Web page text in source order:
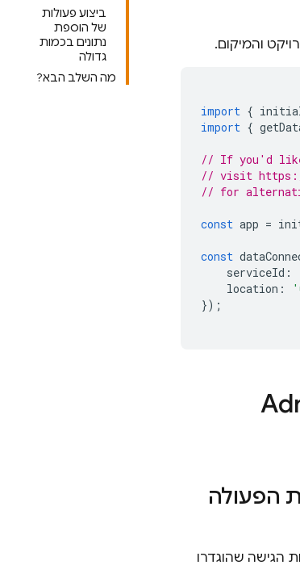
ביצוע פעולות
של הוספת
נתונים בכמות
גדולה
מה השלב הבא?
והמיקום.
import {
import {
// If you'd like
// visit https://
// for
const app =
const
serviceId :
location :
});
הפעולה
הגישה שהוגדרו